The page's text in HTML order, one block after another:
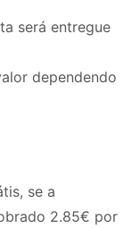
será entregue
dependendo
se a
2.85€ por